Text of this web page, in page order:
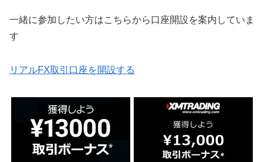
一緒に参加したい方はこちらから口座開設を案内していま
す
リアルFX取引口座を開設する